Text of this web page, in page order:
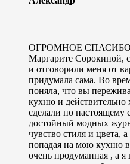
ОГРОМНОЕ
Маргарите Сорокиной,
и отговорили меня от
придумала сама. Во
поняла, что вы
кухню и
сделали по настоящему
достойный модных
чувство стиля и цвета,
попадая на мою кухню
очень продуманная , а я